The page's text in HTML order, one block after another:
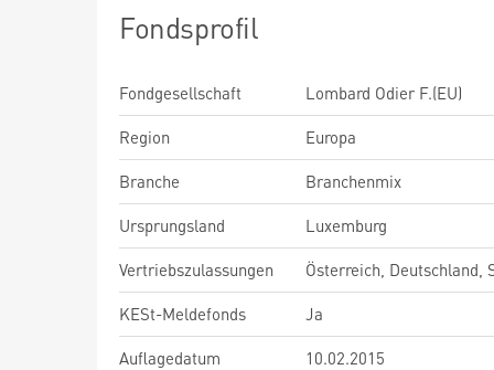
Fondsprofil
Fondgesellschaft
Lombard Odier F.(EU)
Region
Europa
Branche
Branchenmix
Ursprungsland
Luxemburg
Vertriebszulassungen
Österreich, Deutschland,
KESt-Meldefonds
Ja
Auflagedatum
10.02.2015